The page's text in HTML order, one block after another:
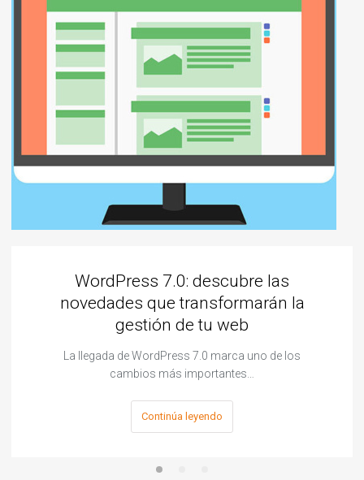
WordPress 7.0: descubre las
novedades que transformarán la
gestión de tu web
La llegada de WordPress 7.0 marca uno de los
cambios más importantes…
Continúa leyendo